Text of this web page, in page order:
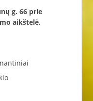
g. 66 prie
aikštelė.